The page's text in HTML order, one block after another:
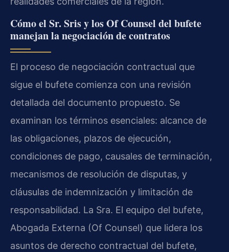
Cómo el Sr. Sris y los Of Counsel del bufete
manejan la negociación de contratos
El proceso de negociación contractual que
sigue el bufete comienza con una revisión
detallada del documento propuesto. Se
examinan los términos esenciales: alcance de
las obligaciones, plazos de ejecución,
condiciones de pago, causales de terminación,
mecanismos de resolución de disputas, y
cláusulas de indemnización y limitación de
responsabilidad. La Sra. El equipo del bufete,
Abogada Externa (Of Counsel) que lidera los
asuntos de derecho contractual del bufete,